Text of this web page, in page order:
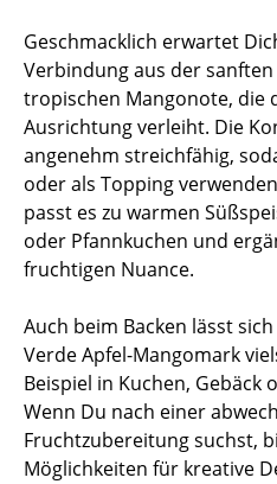
Geschmacklich erwartet
Verbindung aus der
tropischen Mangonote, die
Ausrichtung verleiht. Die
angenehm streichfähig,
oder als Topping
passt es zu warmen
oder Pfannkuchen und
fruchtigen Nuance.
Auch beim Backen lässt
Verde Apfel-Mangomark
Beispiel in Kuchen, Gebäck
Wenn Du nach einer
Fruchtzubereitung suchst,
Möglichkeiten für kreative